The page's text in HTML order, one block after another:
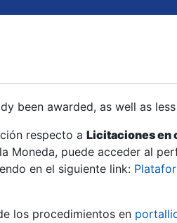
been awarded, as well as
respecto a Licitaciones en
Moneda, puede acceder al
en el siguiente link:
los procedimientos en